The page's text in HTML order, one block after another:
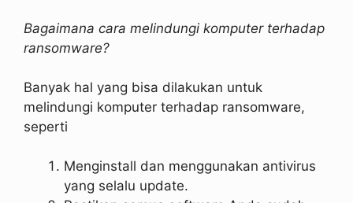
Bagaimana cara melindungi komputer terhadap
ransomware?
Banyak hal yang bisa dilakukan untuk
melindungi komputer terhadap ransomware,
seperti
Menginstall dan menggunakan antivirus
yang selalu update.